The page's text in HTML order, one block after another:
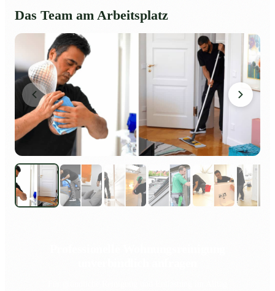
Das Team am Arbeitsplatz